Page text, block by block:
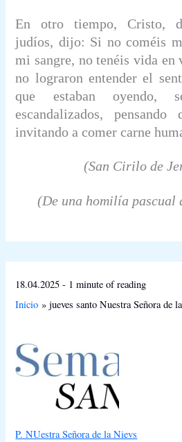
En otro tiempo, Cristo,
judíos, dijo: Si no coméis
mi sangre, no tenéis vida en
no lograron entender el
que estaban oyendo,
escandalizados,
invitando a comer carne
(San Cirilo de
(De una homilía pascual
18.04.2025- 1 minute of reading
Inicio
jueves santo Nuestra Señora de
P. NUestra Señora de la Nievs